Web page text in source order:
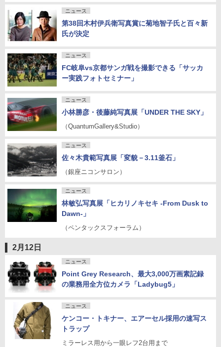
ニュース
第38回木村伊兵衛写真賞に菊地智子氏と百々新
氏が決定
ニュース
FC岐阜vs京都サンガ戦を撮影できる「サッカ
ー実践フォトセミナー」
ニュース
小林勝彦・後藤純写真展「UNDER THE SKY」
（QuantumGallery&Studio）
ニュース
佐々木貴範写真展「変貌－3.11釜石」
（銀座ニコンサロン）
ニュース
林敏弘写真展「ヒカリノキセキ -From Dusk to
Dawn-」
（ペンタックスフォーラム）
2月12日
ニュース
Point Grey Research、最大3,000万画素記録
の業務用全方位カメラ「Ladybug5」
ニュース
ケンコー・トキナー、エアーセル採用の速写ス
トラップ
ミラーレス用から一眼レフ2台用まで